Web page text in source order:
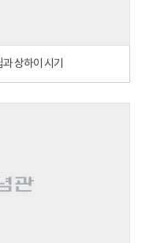
상하이 시기